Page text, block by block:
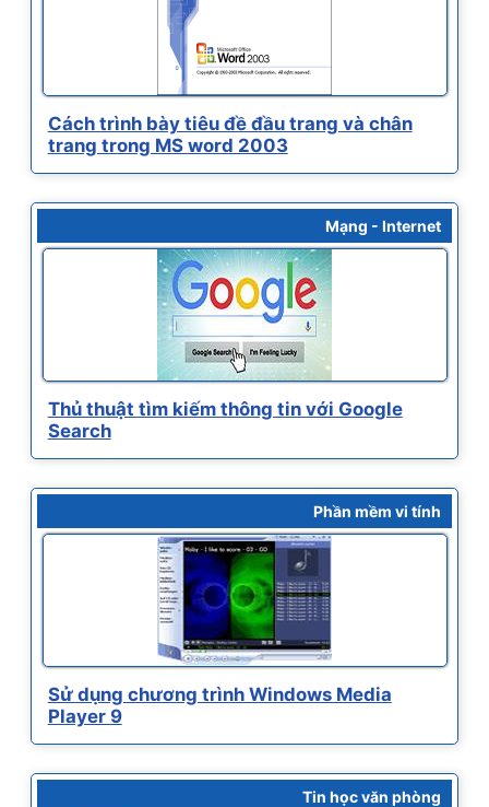
Cách trình bày tiêu đề đầu trang và chân
trang trong MS word 2003
Mạng - Internet
Thủ thuật tìm kiếm thông tin với Google
Search
Phần mềm vi tính
Sử dụng chương trình Windows Media
Player 9
Tin học văn phòng